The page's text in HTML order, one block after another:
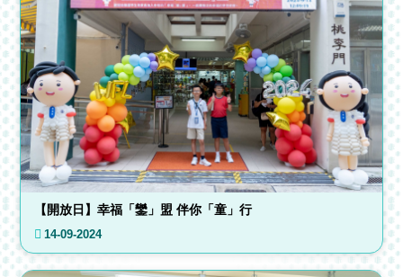
【開放日】幸福「鑾」盟 伴你「童」行
14-09-2024